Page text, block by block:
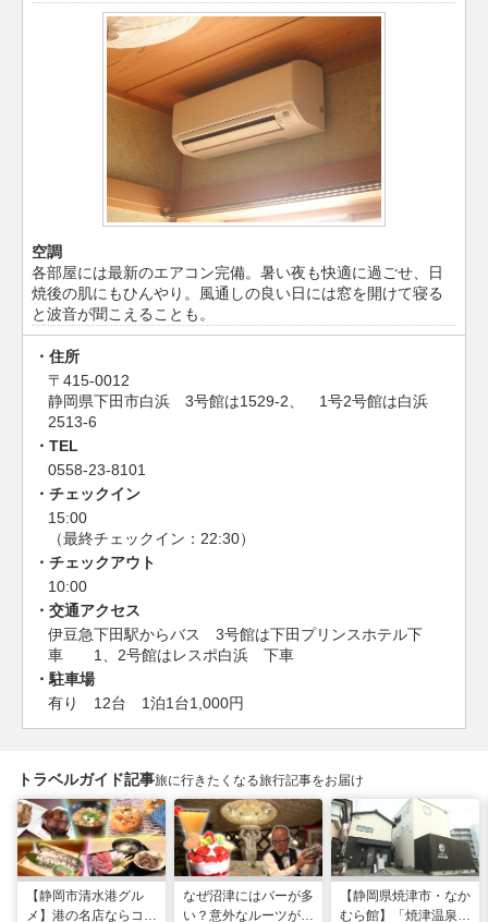
空調
各部屋には最新のエアコン完備。暑い夜も快適に過ごせ、日
焼後の肌にもひんやり。風通しの良い日には窓を開けて寝る
と波音が聞こえることも。
住所
〒415-0012
静岡県下田市白浜 3号館は1529-2、 1号2号館は白浜
2513-6
TEL
0558-23-8101
チェックイン
15:00
（最終チェックイン：22:30）
チェックアウト
10:00
交通アクセス
伊豆急下田駅からバス 3号館は下田プリンスホテル下
車 1、2号館はレスポ白浜 下車
駐車場
有り 12台 1泊1台1,000円
トラベルガイド記事旅に行きたくなる旅行記事をお届け
【静岡市清水港グル
メ】港の名店ならコ
なぜ沼津にはバーが多
い？意外なルーツがわ
【静岡県焼津市・なか
むら館】「焼津温泉」